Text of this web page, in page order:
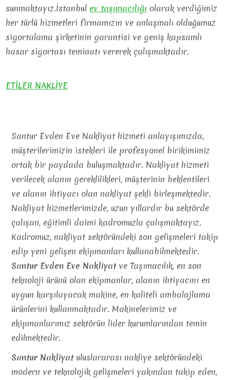
sunmaktayız.İstanbul ev taşımacılığı olarak verdiğimiz
her türlü hizmetleri firmamızın ve anlaşmalı olduğumuz
sigortalama şirketinin garantisi ve geniş kapsamlı
hasar sigortası teminatı vererek çalışmaktadır.
ETİLER NAKLİYE
Santur Evden Eve Nakliyat hizmeti anlayışımızda,
müşterilerimizin istekleri ile profesyonel birikimimiz
ortak bir paydada buluşmaktadır. Nakliyat hizmeti
verilecek alanın gereklilikleri, müşterinin beklentileri
ve alanın ihtiyacı olan nakliyat şekli birleşmektedir.
Nakliyat hizmetlerimizde, uzun yıllardır bu sektörde
çalışan, eğitimli daimi kadromuzla çalışmaktayız.
Kadromuz, nakliyat sektöründeki son gelişmeleri takip
edip yeni gelişen ekipmanları kullanabilmektedir.
Santur Evden Eve Nakliyatve Taşımacılık, en son
teknoloji ürünü olan ekipmanlar, alanın ihtiyacını en
uygun karşılayacak makine, en kaliteli ambalajlama
ürünlerini kullanmaktadır. Makinelerimiz ve
ekipmanlarımız sektörün lider kurumlarından temin
edilmektedir.
Santur Nakliyatuluslararası nakliye sektöründeki
modern ve teknolojik gelişmeleri yakından takip eden,